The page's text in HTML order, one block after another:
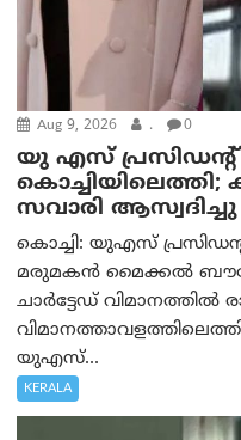
Aug 9, 2026 . 0
യു എസ് പ്രസിഡന്റ്
സവാരി ആസ്വദിച്ചു
കൊച്ചി: യുഎസ്
മരുമകൻ മൈക്കൽ
ചാർട്ടേഡ് വിമാനത്തിൽ
യുഎസ്...
KERALA